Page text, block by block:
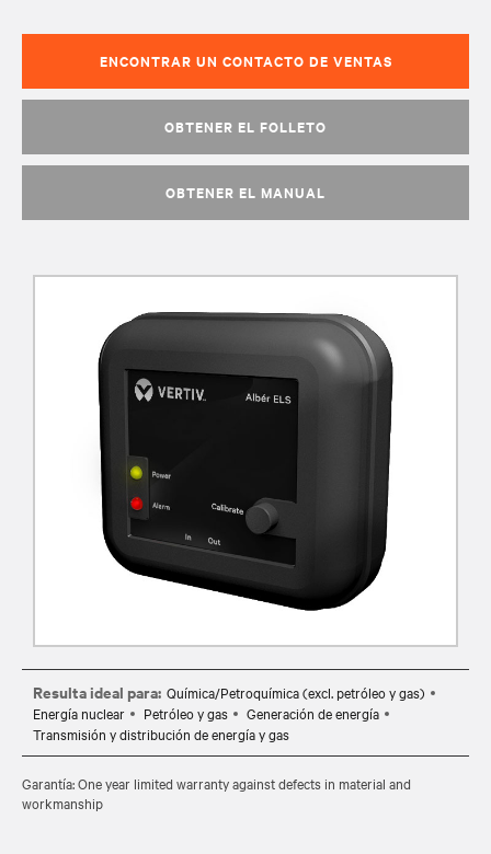
ENCONTRAR UN CONTACTO DE VENTAS
OBTENER EL FOLLETO
OBTENER EL MANUAL
Resulta ideal para: Química/Petroquímica (excl. petróleo y gas)
Energía nuclear
Petróleo y gas
Generación de energía
Transmisión y distribución de energía y gas
Garantía: One year limited warranty against defects in material and
workmanship